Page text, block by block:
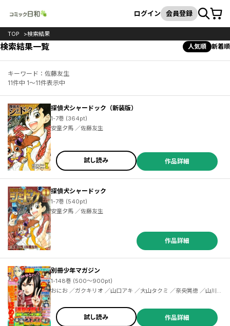
検索
ログイン 会員登録カート
TOP 検索結果
検索結果一覧 人気順 新着順
キーワード：佐藤友生
11件中 1～11件表示中
探偵犬シャードック（新装版）
1-7巻 (364pt)
安童夕馬 ／佐藤友生
試し読み 作品詳細
探偵犬シャードック
1-7巻 (540pt)
安童夕馬 ／佐藤友生
作品詳細
別冊少年マガジン
1-148巻 (500～900pt)
おにお ／ガクキリオ ／山口アキ ／大山タクミ ／奈央晃徳 ／山川直輝 ／広橋進 ／長門知大 ／諫山創 ／めいびい ／二駅ずい ／荒川弘 ／田中芳樹 ／遠田マリモ ／カツヲ ／石沢庸介 ／ひろゆき ／水あさと ／佐藤友生 ／山口ミコト ／奈良一平 ／赤松健 ／ナユタン星人 ／寺田てら ／伊十楽 ／片山陽介 ／コーエーテクモゲームス ／金田陽介 ／長田龍伯 ／押見修造 ／笹古みとも ／スパイク・チュンソフト ／カワグチタケシ ／石塚千尋 ／伊奈めぐみ ／宮島雅憲 ／からあげたろう ／内山敦司 ／レベルファイブ ／久世蘭
試し読み 作品詳細